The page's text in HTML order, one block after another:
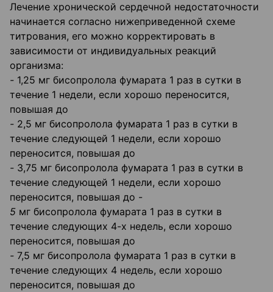
Лечение хронической сердечной недостаточности
начинается согласно нижеприведенной схеме
титрования, его можно корректировать в
зависимости от индивидуальных реакций
организма:
- 1,25 мг бисопролола фумарата 1 раз в сутки в
течение 1 недели, если хорошо переносится,
повышая до
- 2,5 мг бисопролола фумарата 1 раз в сутки в
течение следующей 1 недели, если хорошо
переносится, повышая до
- 3,75 мг бисопролола фумарата 1 раз в сутки в
течение следующей 1 недели, если хорошо
переносится, повышая до -
5 мг бисопролола фумарата 1 раз в сутки в
течение следующих 4-х недель, если хорошо
переносится, повышая до
- 7,5 мг бисопролола фумарата 1 раз в сутки в
течение следующих 4 недель, если хорошо
переносится, повышая до